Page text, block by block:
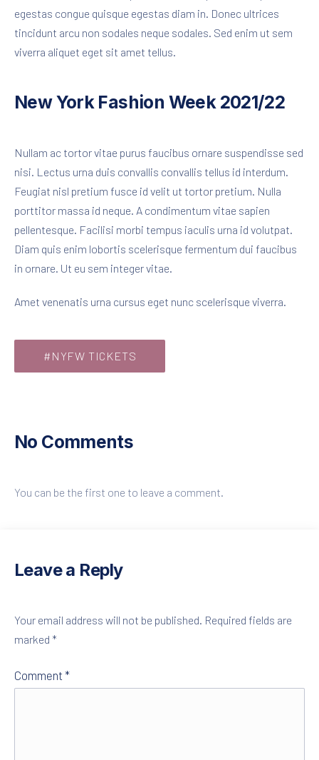
egestas congue quisque egestas diam in. Donec ultrices
tincidunt arcu non sodales neque sodales. Sed enim ut sem
viverra aliquet eget sit amet tellus.
New York Fashion Week 2021/22
Nullam ac tortor vitae purus faucibus ornare suspendisse sed
nisi. Lectus urna duis convallis convallis tellus id interdum.
Feugiat nisl pretium fusce id velit ut tortor pretium. Nulla
porttitor massa id neque. A condimentum vitae sapien
pellentesque. Facilisi morbi tempus iaculis urna id volutpat.
Diam quis enim lobortis scelerisque fermentum dui faucibus
in ornare. Ut eu sem integer vitae.
Amet venenatis urna cursus eget nunc scelerisque viverra.
#NYFW TICKETS
No Comments
You can be the first one to leave a comment.
Leave a Reply
Your email address will not be published. Required fields are
marked *
Comment *